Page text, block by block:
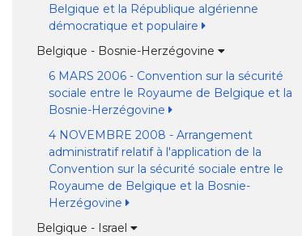
Belgique et la République algérienne
démocratique et populaire
Belgique - Bosnie-Herzégovine
6 MARS 2006 - Convention sur la sécurité
sociale entre le Royaume de Belgique et la
Bosnie-Herzégovine
4 NOVEMBRE 2008 - Arrangement
administratif relatif à l'application de la
Convention sur la sécurité sociale entre le
Royaume de Belgique et la Bosnie-
Herzégovine
Belgique - Israel